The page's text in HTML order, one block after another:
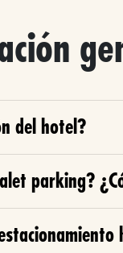
del hotel?
parking?